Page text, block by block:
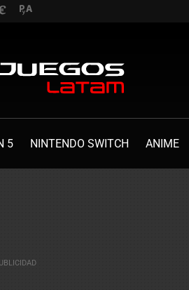
5 NINTENDO SWITCH ANIME